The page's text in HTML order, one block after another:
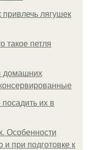
лягушек
такое петля
домашних
их в
Особенности
при подготовке к